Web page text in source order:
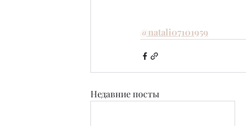
@natali07101959
Недавние посты